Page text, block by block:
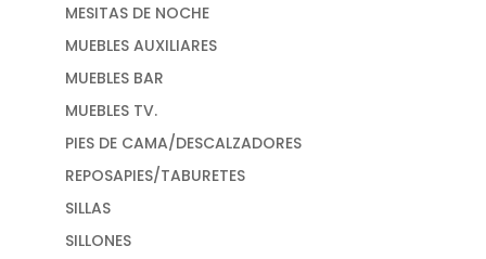
MESITAS DE NOCHE
MUEBLES AUXILIARES
MUEBLES BAR
MUEBLES TV.
PIES DE CAMA/DESCALZADORES
REPOSAPIES/TABURETES
SILLAS
SILLONES